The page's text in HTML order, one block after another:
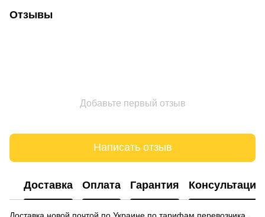
Отзывы
Добавьте первый отзыв
Написать отзыв
Доставка Оплата Гарантия Консультация
Доставка новой почтой по Украине по тарифам перевозчика.